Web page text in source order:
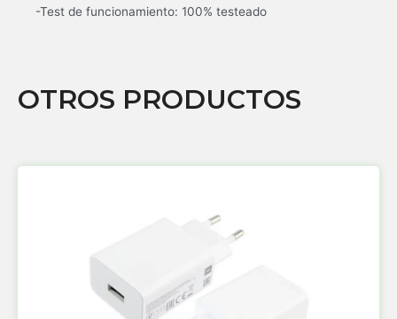
-Test de funcionamiento: 100% testeado
OTROS PRODUCTOS